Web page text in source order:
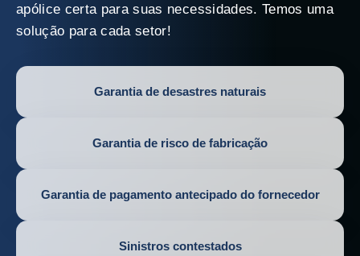
apólice certa para suas necessidades. Temos uma
solução para cada setor!
Garantia de desastres naturais
Garantia de risco de fabricação
Garantia de pagamento antecipado do fornecedor
Sinistros contestados